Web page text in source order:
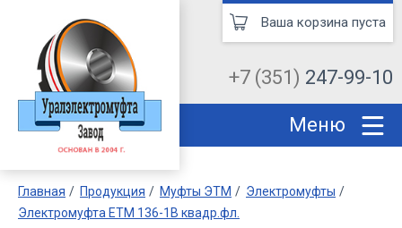
+7 (351) 247-99-10
Ваша корзина пуста
Меню
Главная Продукция Муфты ЭТМ
Электромуфты
Электромуфта ЕТМ 136-1В квадр.фл.